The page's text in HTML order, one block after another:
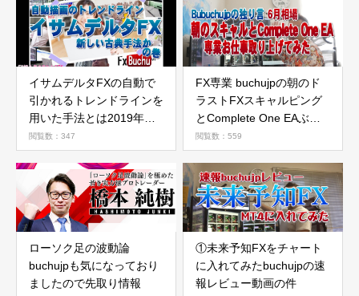
イサムデルタFXの自動で
引かれるトレンドラインを
用いた手法とは2019年版
buchujp流レビューの件
閲覧数：347
FX専業 buchujpの朝のド
ラストFXスキャルピング
とComplete One EAぶっ
ちゃけるの巻
閲覧数：559
ローソク足の波動論
buchujpも気になっており
ましたので先取り情報
①未来予知FXをチャート
に入れてみたbuchujpの速
報レビュー動画の件